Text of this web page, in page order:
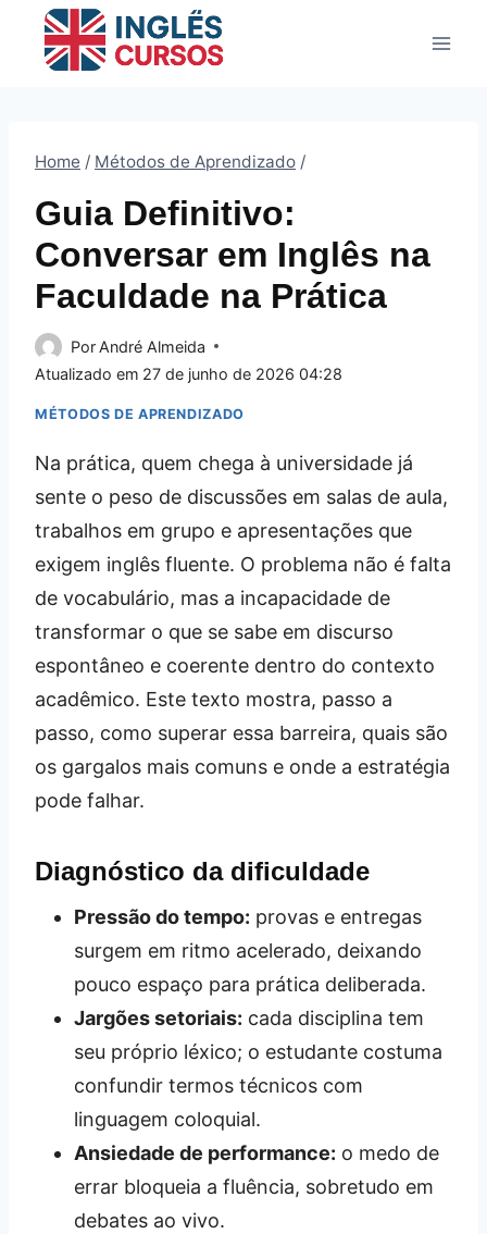
Home / Métodos de Aprendizado /
Guia Definitivo:
Conversar em Inglês na
Faculdade na Prática
Por André Almeida
Atualizado em 27 de junho de 2026 04:28
MÉTODOS DE APRENDIZADO
Na prática, quem chega à universidade já
sente o peso de discussões em salas de aula,
trabalhos em grupo e apresentações que
exigem inglês fluente. O problema não é falta
de vocabulário, mas a incapacidade de
transformar o que se sabe em discurso
espontâneo e coerente dentro do contexto
acadêmico. Este texto mostra, passo a
passo, como superar essa barreira, quais são
os gargalos mais comuns e onde a estratégia
pode falhar.
Diagnóstico da dificuldade
Pressão do tempo: provas e entregas
surgem em ritmo acelerado, deixando
pouco espaço para prática deliberada.
Jargões setoriais: cada disciplina tem
seu próprio léxico; o estudante costuma
confundir termos técnicos com
linguagem coloquial.
Ansiedade de performance: o medo de
errar bloqueia a fluência, sobretudo em
debates ao vivo.